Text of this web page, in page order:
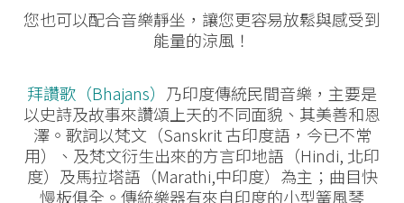
您也可以配合音樂靜坐，讓您更容易放鬆與感受到
能量的涼風！
拜讚歌（Bhajans） 乃印度傳統民間音樂，主要是
以史詩及故事來讚頌上天的不同面貌、其美善和恩
澤。歌詞以梵文（Sanskrit 古印度語，今已不常
用）、及梵文衍生出來的方言印地語（Hindi, 北印
度）及馬拉塔語（Marathi,中印度）為主；曲目快
慢板俱全。傳統樂器有來自印度的小型簧風琴